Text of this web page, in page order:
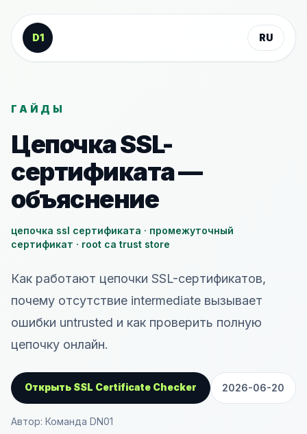
К содержанию
D1
RU
ГАЙДЫ
Цепочка SSL-
сертификата —
объяснение
цепочка ssl сертификата · промежуточный
сертификат · root ca trust store
Как работают цепочки SSL-сертификатов,
почему отсутствие intermediate вызывает
ошибки untrusted и как проверить полную
цепочку онлайн.
Открыть SSL Certificate Checker 2026-06-20
Автор: Команда DN01